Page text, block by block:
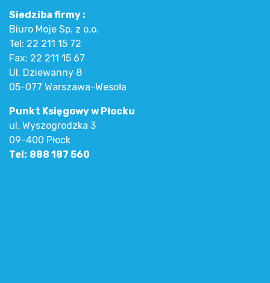
Siedziba firmy :
Biuro Moje Sp. z o.o.
Tel: 22 211 15 72
Fax: 22 211 15 67
Ul. Dziewanny 8
05-077 Warszawa-Wesoła
Punkt Księgowy w Płocku
ul. Wyszogrodzka 3
09-400 Płock
Tel: 888 187 560